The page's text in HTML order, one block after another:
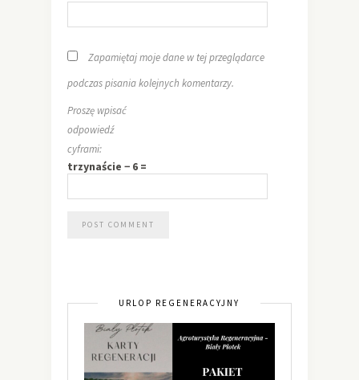
Zapamiętaj moje dane w tej przeglądarce
podczas pisania kolejnych komentarzy.
Proszę wpisać
odpowiedź
cyframi:
trzynaście − 6 =
URLOP REGENERACYJNY